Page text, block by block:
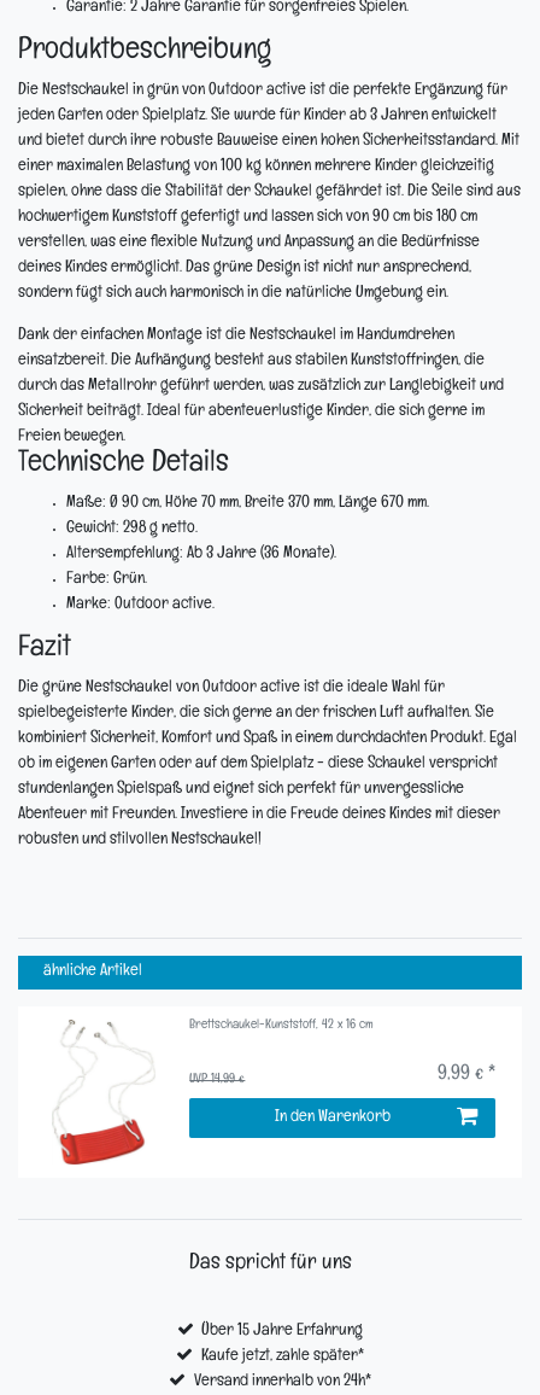
Garantie: 2 Jahre Garantie für sorgenfreies Spielen.
Produktbeschreibung
Die Nestschaukel in grün von Outdoor active ist die perfekte Ergänzung für
jeden Garten oder Spielplatz. Sie wurde für Kinder ab 3 Jahren entwickelt
und bietet durch ihre robuste Bauweise einen hohen Sicherheitsstandard. Mit
einer maximalen Belastung von 100 kg können mehrere Kinder gleichzeitig
spielen, ohne dass die Stabilität der Schaukel gefährdet ist. Die Seile sind aus
hochwertigem Kunststoff gefertigt und lassen sich von 90 cm bis 180 cm
verstellen, was eine flexible Nutzung und Anpassung an die Bedürfnisse
deines Kindes ermöglicht. Das grüne Design ist nicht nur ansprechend,
sondern fügt sich auch harmonisch in die natürliche Umgebung ein.
Dank der einfachen Montage ist die Nestschaukel im Handumdrehen
einsatzbereit. Die Aufhängung besteht aus stabilen Kunststoffringen, die
durch das Metallrohr geführt werden, was zusätzlich zur Langlebigkeit und
Sicherheit beiträgt. Ideal für abenteuerlustige Kinder, die sich gerne im
Freien bewegen.
Technische Details
Maße: Ø 90 cm, Höhe 70 mm, Breite 370 mm, Länge 670 mm.
Gewicht: 298 g netto.
Altersempfehlung: Ab 3 Jahre (36 Monate).
Farbe: Grün.
Marke: Outdoor active.
Fazit
Die grüne Nestschaukel von Outdoor active ist die ideale Wahl für
spielbegeisterte Kinder, die sich gerne an der frischen Luft aufhalten. Sie
kombiniert Sicherheit, Komfort und Spaß in einem durchdachten Produkt. Egal
ob im eigenen Garten oder auf dem Spielplatz - diese Schaukel verspricht
stundenlangen Spielspaß und eignet sich perfekt für unvergessliche
Abenteuer mit Freunden. Investiere in die Freude deines Kindes mit dieser
robusten und stilvollen Nestschaukel!
ähnliche Artikel
Brettschaukel-Kunststoff, 42 x 16 cm
UVP 14,99 € 9,99 € *
In den Warenkorb
Das spricht für uns
Über 15 Jahre Erfahrung
Kaufe jetzt, zahle später*
Versand innerhalb von 24h*